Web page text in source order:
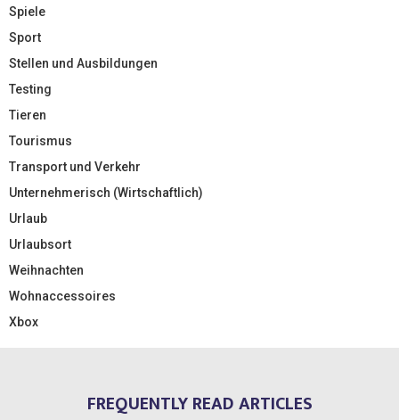
Spiele
Sport
Stellen und Ausbildungen
Testing
Tieren
Tourismus
Transport und Verkehr
Unternehmerisch (Wirtschaftlich)
Urlaub
Urlaubsort
Weihnachten
Wohnaccessoires
Xbox
FREQUENTLY READ ARTICLES